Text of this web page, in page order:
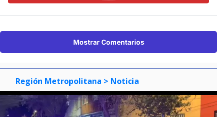
Mostrar Comentarios
Región Metropolitana > Noticia